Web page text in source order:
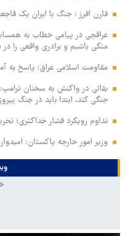
فارن افرز : جنگ با ایران یک
عراقچی در پیامی خطاب به
متکی باشیم و برادری واقعی را
مقاومت اسلامی عراق: پاسخ به
بقائی در واکنش به سخنان
جنگی کند، ابتدا باید در جنگ
تداوم رویکرد فشار حداکثری؛
وزیر امور خارجه پاکستان: